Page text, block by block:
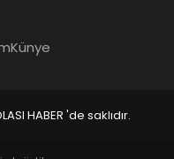
Künye
HABER 'de saklıdır.